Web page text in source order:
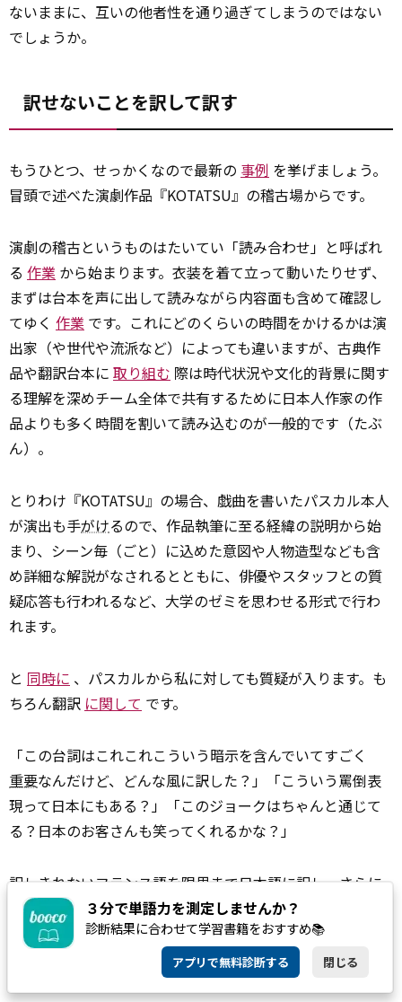
ないままに、互いの他者性を通り過ぎてしまうのではない
でしょうか。
訳せないことを訳して訳す
もうひとつ、せっかくなので最新の 事例 を挙げましょう。
冒頭で述べた演劇作品『KOTATSU』の稽古場からです。
演劇の稽古というものはたいてい「読み合わせ」と呼ばれ
る 作業 から始まります。衣装を着て立って動いたりせず、
まずは台本を声に出して読みながら内容面も含めて確認し
てゆく 作業 です。これにどのくらいの時間をかけるかは演
出家（や世代や流派など）によっても違いますが、古典作
品や翻訳台本に 取り組む 際は時代状況や文化的背景に関す
る理解を深めチーム全体で共有するために日本人作家の作
品よりも多く時間を割いて読み込むのが一般的です（たぶ
ん）。
とりわけ『KOTATSU』の場合、戯曲を書いたパスカル本人
が演出も手がけるので、作品執筆に至る経緯の説明から始
まり、シーン毎（ごと）に込めた意図や人物造型なども含
め詳細な解説がなされるとともに、俳優やスタッフとの質
疑応答も行われるなど、大学のゼミを思わせる形式で行わ
れます。
と 同時に 、パスカルから私に対しても質疑が入ります。も
ちろん翻訳 に関して です。
「この台詞はこれこれこういう暗示を含んでいてすごく
重要なんだけど、どんな風に訳した？」「こういう罵倒表
現って日本にもある？」「このジョークはちゃんと通じて
る？日本のお客さんも笑ってくれるかな？」
訳しきれないフランス語を限界まで日本語に訳し、さらに
その日本語訳に滲（にじ）む趣きを再びフランス語に訳し
て作者本人に説明する。こう書くとややこしい作業
れるかもしれませんが、おそらく読者のみなさんが想像さ
れている10倍はややこしいです。しかしそれ以上に、翻訳
３分で単語力を測定しませんか？
診断結果に合わせて学習書籍をおすすめ📚
アプリで無料診断する 閉じる